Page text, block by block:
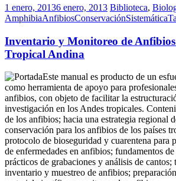
1 enero, 20136 enero, 2013 Biblioteca,
AmphibiaAnfibiosConservaciónSistemática
Inventario y Monitoreo de
Tropical Andina
Este manual es producto de un
como herramienta de apoyo para
anfibios, con objeto de facilitar la
investigación en los Andes tropicales.
de los anfibios; hacia una estrategia regional
conservación para los anfibios de los países
protocolo de bioseguridad y cuarentena para
de enfermedades en anfibios; fundamentos
prácticos de grabaciones y análisis de cantos;
inventario y muestreo de anfibios;